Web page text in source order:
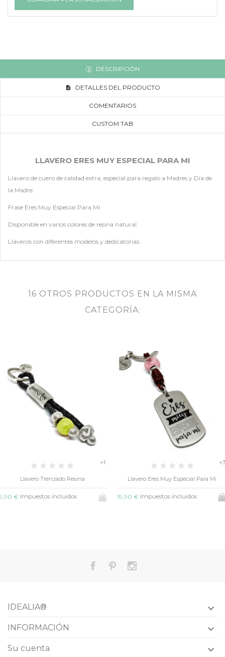
DESCRIPCIÓN
DETALLES DEL PRODUCTO
COMENTARIOS
CUSTOM TAB
LLAVERO ERES MUY ESPECIAL PARA MI
Llavero de cuero de calidad extra, especial para regalo a Madres y Día de
la Madre.
Frase Eres Muy Especial Para Mi
Disponible en varios colores de resina natural.
Llaveros con diferentes modelos y dedicatorias.
16 OTROS PRODUCTOS EN LA MISMA
CATEGORÍA:
+3
Llavero Eres Muy Especial Para Mi
19,90 €Impuestos incluidos
Un Diez Resina
19,90 €Impuestos incluidos
IDEALIA® 
INFORMACIÓN 
Su cuenta 